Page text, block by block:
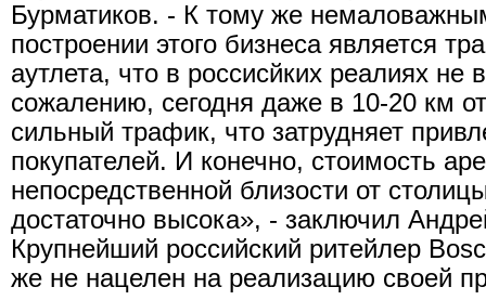
Бурматиков. - К тому же
построении этого бизнеса является
аутлета, что в россисйких реалиях не
сожалению, сегодня даже в 10-20 км
сильный трафик, что затрудняет
покупателей. И конечно, стоимость
непосредственной близости от
достаточно высока», - заключил
Крупнейший российский ритейлер
же не нацелен на реализацию своей